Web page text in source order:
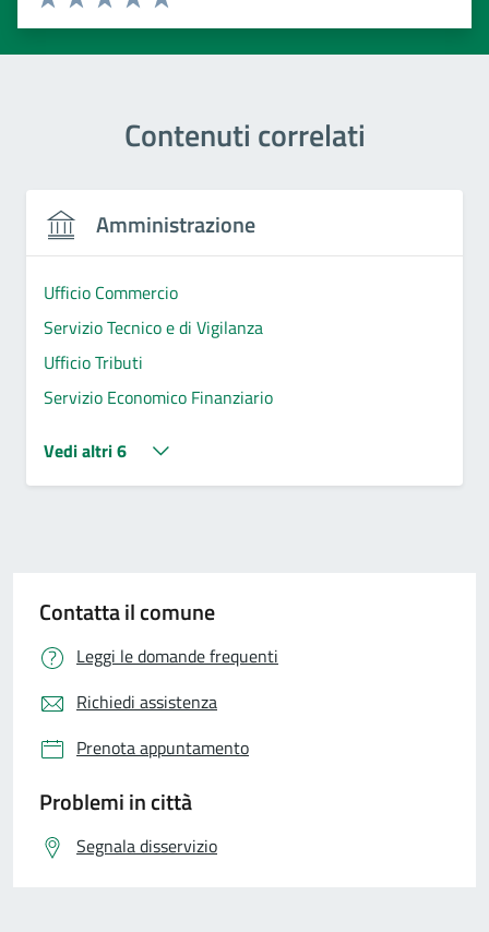
Valuta 5 stelle su 5
Valuta 4 stelle su 5
Valuta 3 stelle su 5
Valuta 2 stelle su 5
Valuta 1 stelle su 5
Contenuti correlati
Amministrazione
Ufficio Commercio
Servizio Tecnico e di Vigilanza
Ufficio Tributi
Servizio Economico Finanziario
Vedi altri 6
Contatta il comune
Leggi le domande frequenti
Richiedi assistenza
Prenota appuntamento
Problemi in città
Segnala disservizio